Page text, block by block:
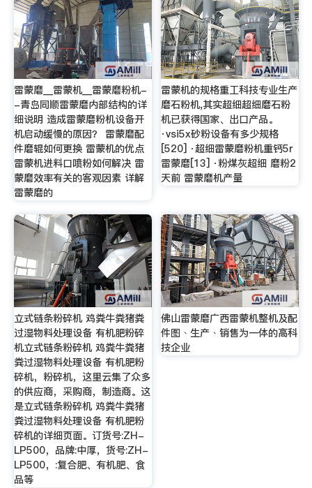
雷蒙磨__雷蒙机__雷蒙磨粉机-
-青岛同顺雷蒙磨内部结构的详
细说明 造成雷蒙磨粉机设备开
机启动缓慢的原因？ 雷蒙磨配
件磨辊如何更换 雷蒙机的优点
雷蒙机进料口喷粉如何解决 雷
蒙磨效率有关的客观因素 详解
雷蒙磨的
雷蒙机的规格重工科技专业生产
磨石粉机,其实超细超细磨石粉
机已获得国家、出口产品。
·vsi5x砂粉设备有多少规格
[520] ·超细雷蒙磨粉机重钙5r
雷蒙磨[13] ·粉煤灰超细 磨粉2
天前 雷蒙磨机产量
立式链条粉碎机 鸡粪牛粪猪粪
过湿物料处理设备 有机肥粉碎
机立式链条粉碎机 鸡粪牛粪猪
粪过湿物料处理设备 有机肥粉
碎机，粉碎机，这里云集了众多
的供应商，采购商，制造商。这
是立式链条粉碎机 鸡粪牛粪猪
粪过湿物料处理设备 有机肥粉
碎机的详细页面。订货号:ZH-
LP500，品牌:中厚，货号:ZH-
LP500，:复合肥、有机肥、食
品等
佛山雷蒙磨广西雷蒙机整机及配
件图﹑生产﹑销售为一体的高科
技企业